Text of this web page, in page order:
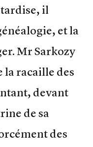
il
et la
Mr Sarkozy
la racaille des
devant
de sa
des